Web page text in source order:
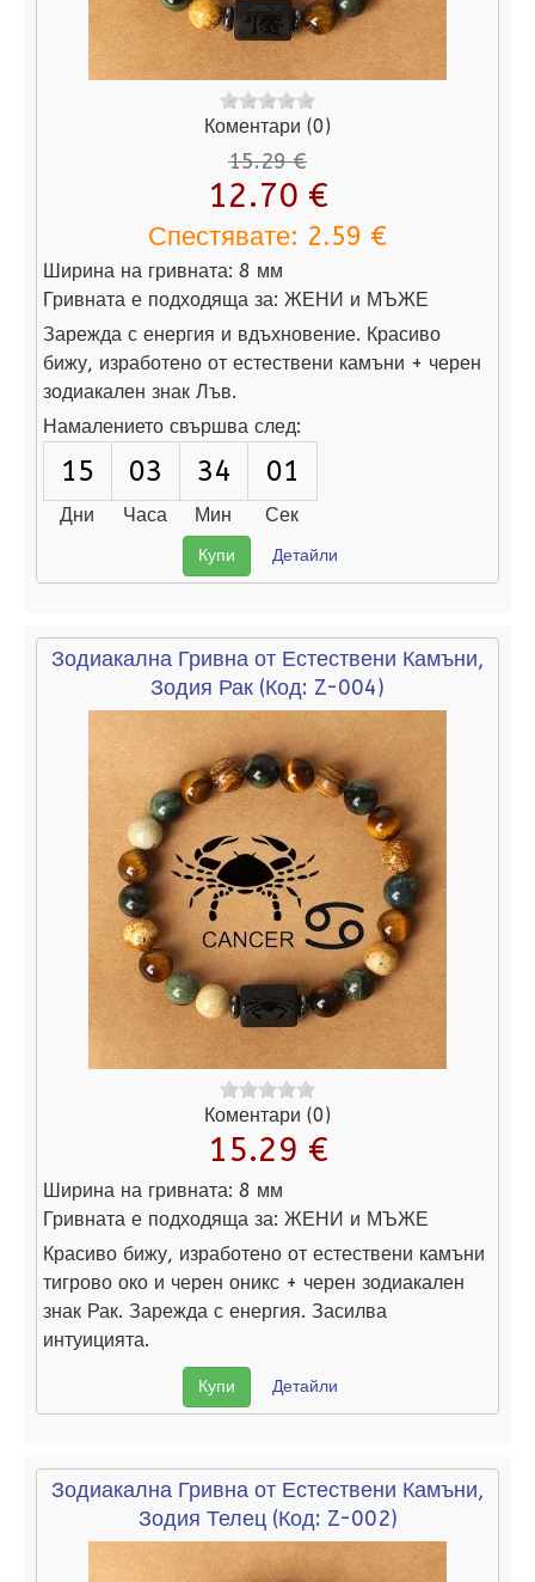
Коментари (0)
15.29 €
12.70 €
Спестявате: 2.59 €
Ширина на гривната: 8 мм
Гривната е подходяща за: ЖЕНИ и МЪЖЕ
Зарежда с енергия и вдъхновение. Красиво
бижу, изработено от естествени камъни + черен
зодиакален знак Лъв.
Намалението свършва след:
15 03 33 59
Дни Часа Мин Сек
Купи Детайли
Зодиакална Гривна от Естествени Камъни,
Зодия Рак (Код: Z-004)
Коментари (0)
15.29 €
Ширина на гривната: 8 мм
Гривната е подходяща за: ЖЕНИ и МЪЖЕ
Красиво бижу, изработено от естествени камъни
тигрово око и черен оникс + черен зодиакален
знак Рак. Зарежда с енергия. Засилва
интуицията.
Купи Детайли
Зодиакална Гривна от Естествени Камъни,
Зодия Телец (Код: Z-002)